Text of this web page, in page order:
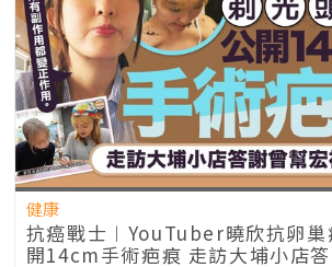
健康
抗癌戰士︱YouTuber曉欣抗卵巢
開14cm手術疤痕 走訪大埔小店